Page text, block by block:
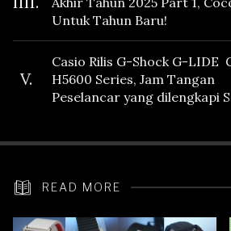
Untuk Tahun Baru!
V.
Casio Rilis G-Shock G-LIDE
H5600 Series, Jam Tangan
Peselancar yang dilengkapi
READ MORE